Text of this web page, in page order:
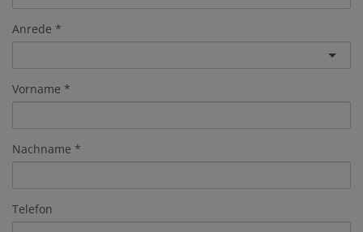
Anrede
Vorname
Nachname
Telefon